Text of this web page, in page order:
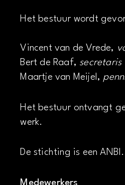
Het bestuur wordt
Vincent van de Vrede,
Bert de Raaf, secretaris
Maartje van Meijel,
Het bestuur ontvangt
werk.
De stichting is een ANBI.
Medewerkers